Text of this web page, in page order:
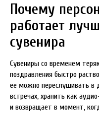
Почему
работает
сувенира
Сувениры со временем
поздравления быстро
ее можно переслушивать в
встречах, хранить как
и возвращает в момент,